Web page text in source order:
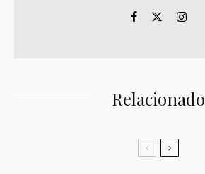
Relacionado